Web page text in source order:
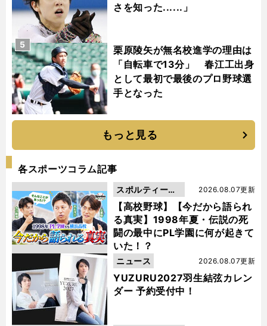
さを知った......」
栗原陵矢が無名校進学の理由は
「自転車で13分」 春江工出身
として最初で最後のプロ野球選
手となった
5
もっと見る
各スポーツコラム記事
【高校野球】【今だから語られ
る真実】1998年夏・伝説の死
闘の最中にPL学園に何が起きて
いた！？
2026.08.07更新
スポルティーバ
動画
YUZURU2027羽生結弦カレン
ダー 予約受付中！
2026.08.07更新
ニュース